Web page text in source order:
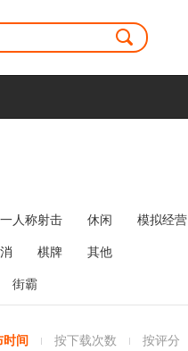
人称射击 休闲 模拟经营
策略塔防
棋牌 其他
街霸
间 按下载次数 按评分